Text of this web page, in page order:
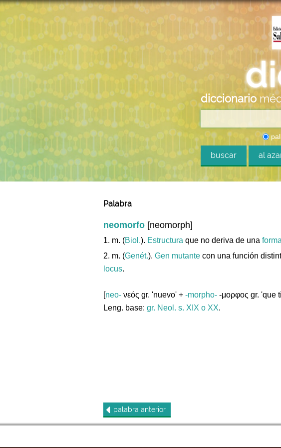
diccionario
buscar al
Palabra
neomorfo [neomorph]
1. m. (Biol.). Estructura que no deriva de una forma
2. m. (Genét.). Gen mutante con una función
locus.
[neo- νεός gr. 'nuevo' + -morpho- -μορφος gr. 'que
Leng. base: gr. Neol. s. XIX o XX.
palabra anterior